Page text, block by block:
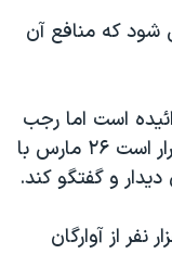
شود که منافع آن
است اما رجب
طیب اردوغان، رئیس جمهوری ترکیه قرار است ۲۶ مارس با
دیدار و گفتگو کند.
حدود ۳ میلیون و ۵۰۰ هزار نفر از آوارگان